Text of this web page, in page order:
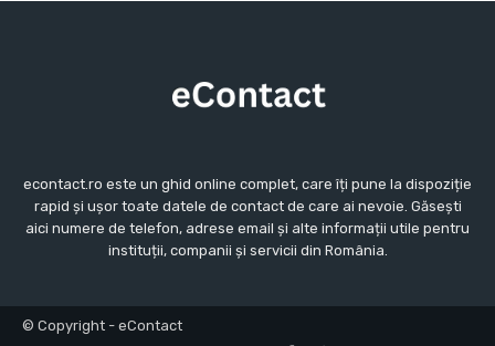
econtact.ro este un ghid online complet, care îți pune la dispoziție
rapid și ușor toate datele de contact de care ai nevoie. Găsești
aici numere de telefon, adrese email și alte informații utile pentru
instituții, companii și servicii din România.
© Copyright - eContact